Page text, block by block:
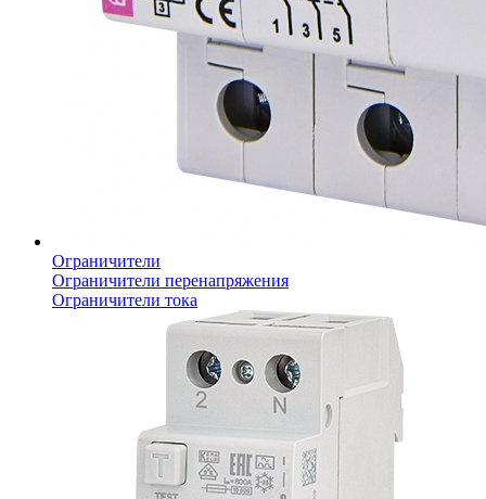
Ограничители
Ограничители перенапряжения
Ограничители тока